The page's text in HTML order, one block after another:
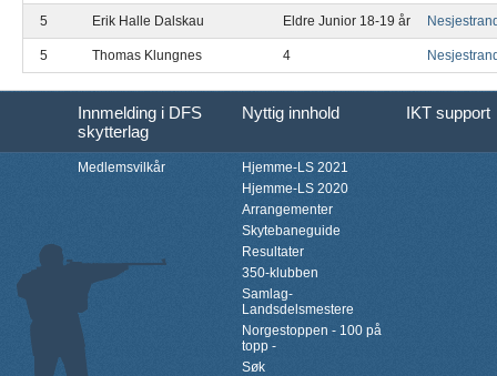
5 Erik Halle Dalskau Eldre Junior 18-19 år
5 Thomas Klungnes 4
Innmelding i DFS
skytterlag
Nyttig innhold IKT support
Medlemsvilkår
Hjemme-LS 2021
Hjemme-LS 2020
Arrangementer
Skytebaneguide
Resultater
350-klubben
Samlag-
Landsdelsmestere
Norgestoppen - 100 på
topp -
Søk